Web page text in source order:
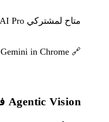
متاح لمشتركي AI Pro و Ultra في الولايات المتحدة.
🔗
Gemini in Chrome
Agentic Vision في Gemini 3 Flash